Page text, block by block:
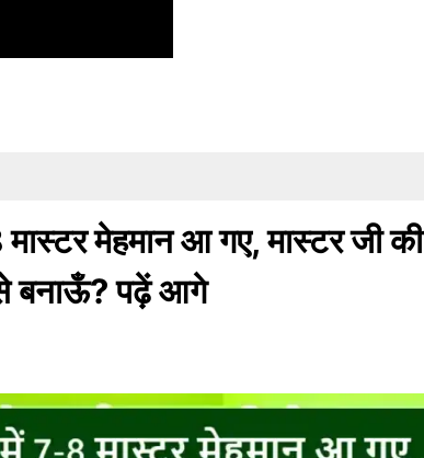
मेहमान आ गए, मास्टर जी की
बनाऊँ? पढ़ें आगे